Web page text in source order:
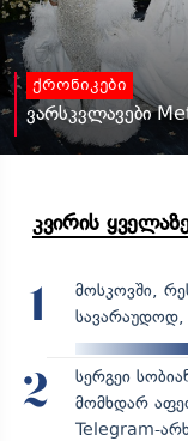
ქრონიკები
ვარსკვლავები
კვირის
1
მოსკოვში,
2
სერგეი
მომხდარ
Telegram-